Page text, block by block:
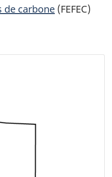
de carbone (FEFEC)